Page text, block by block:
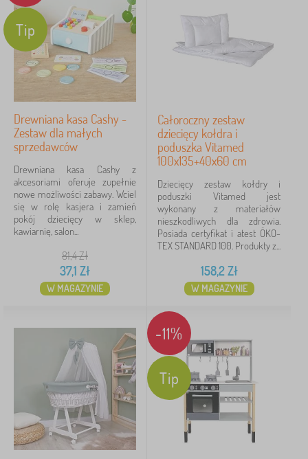
Tip
Drewniana kasa Cashy -
Zestaw dla małych
sprzedawców
Drewniana kasa Cashy z
akcesoriami oferuje zupełnie
nowe możliwości zabawy. Wciel
się w rolę kasjera i zamień
pokój dziecięcy w sklep,
kawiarnię, salon...
81,4Zł
37,1 Zł
W MAGAZYNIE
Całoroczny zestaw
dziecięcy kołdra i
poduszka Vitamed
100x135+40x60 cm
Dziecięcy zestaw kołdry i
poduszki Vitamed jest
wykonany z materiałów
nieszkodliwych dla zdrowia.
Posiada certyfikat i atest ÖKO-
TEX STANDARD 100. Produkty z...
158,2Zł
W MAGAZYNIE
-11%
Tip